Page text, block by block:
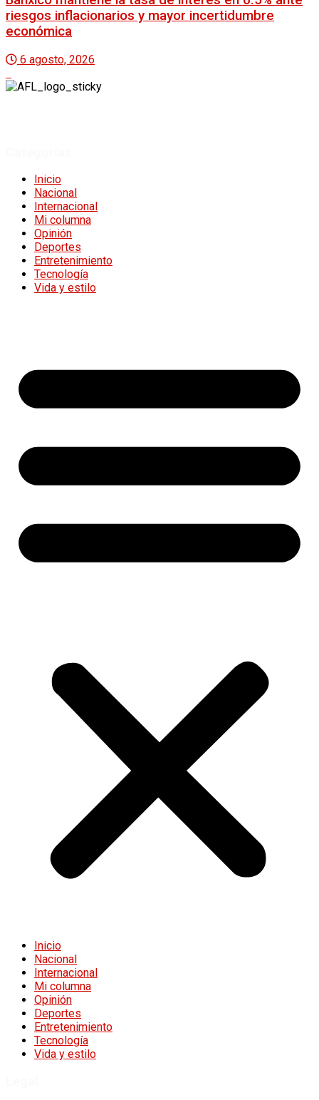
riesgos inflacionarios y mayor incertidumbre
económica
6 agosto, 2026
Inicio
Nacional
Internacional
Mi columna
Opinión
Deportes
Entretenimiento
Tecnología
Vida y estilo
Inicio
Nacional
Internacional
Mi columna
Opinión
Deportes
Entretenimiento
Tecnología
Vida y estilo